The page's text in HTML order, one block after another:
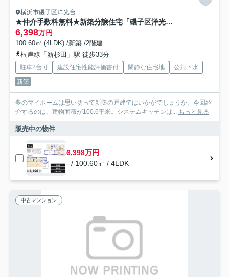
横浜市磯子区洋光台
★仲介手数料無料★新築分譲住宅「磯子区洋光台6丁目Ⅱ」2号棟
6,398万円
100.60㎡ (4LDK) /新築 /2階建
根岸線「新杉田」駅 徒歩33分
駐車2台可 建設住宅性能評価書付 閑静な住宅地
公共下水
新築
夢のマイホームは思い切って新築の戸建てはいかがでしょうか。今回紹
介するのは、建物面積が100.6平米。システムキッチンは... もっと見る
販売中の物件
6,398万円
- / 100.60㎡ / 4LDK
中古マンション